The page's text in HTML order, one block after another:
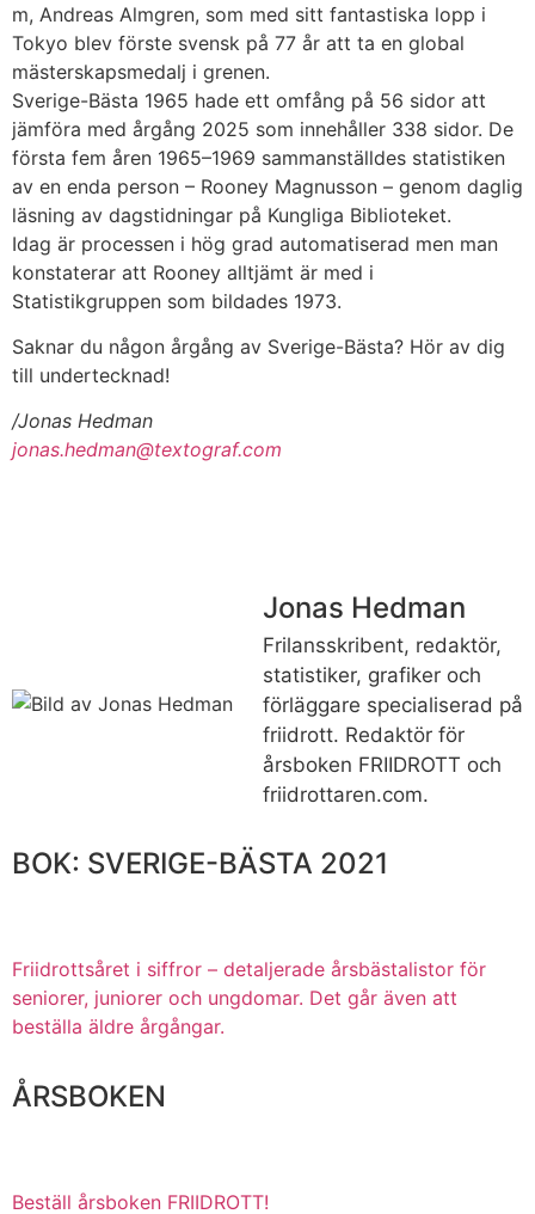
m, Andreas Almgren, som med sitt fantastiska lopp i
Tokyo blev förste svensk på 77 år att ta en global
mästerskapsmedalj i grenen.
Sverige-Bästa 1965 hade ett omfång på 56 sidor att
jämföra med årgång 2025 som innehåller 338 sidor. De
första fem åren 1965–1969 sammanställdes statistiken
av en enda person – Rooney Magnusson – genom daglig
läsning av dagstidningar på Kungliga Biblioteket.
Idag är processen i hög grad automatiserad men man
konstaterar att Rooney alltjämt är med i
Statistikgruppen som bildades 1973.
Saknar du någon årgång av Sverige-Bästa? Hör av dig
till undertecknad!
/Jonas Hedman
jonas.hedman@textograf.com
Jonas Hedman
Frilansskribent, redaktör,
statistiker, grafiker och
förläggare specialiserad på
friidrott. Redaktör för
årsboken FRIIDROTT och
friidrottaren.com.
BOK: SVERIGE-BÄSTA 2021
Friidrottsåret i siffror – detaljerade årsbästalistor för
seniorer, juniorer och ungdomar. Det går även att
beställa äldre årgångar.
ÅRSBOKEN
Beställ årsboken FRIIDROTT!